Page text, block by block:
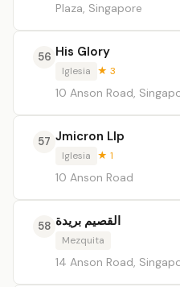
Plaza, Singapore
56 His Glory
Iglesia ★ 3
10 Anson Road,
57 Jmicron Llp
Iglesia ★ 1
10 Anson Road
58 القصيم بريدة
Mezquita
14 Anson Road,